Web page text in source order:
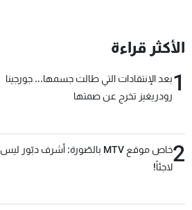
الأكثر قراءة
1بعد الإنتقادات التي طالت جسمها... جورجينا
رودريغيز تخرج عن صمتها
2
خاص موقع MTV بالصّورة: أشرف دبّور ليس
لاجئاً!